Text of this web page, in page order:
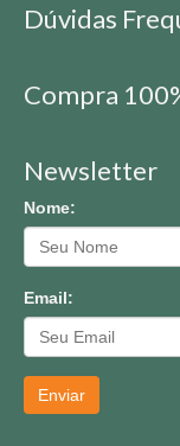
Dúvidas
Compra
Newsletter
Nome:
Email:
Enviar